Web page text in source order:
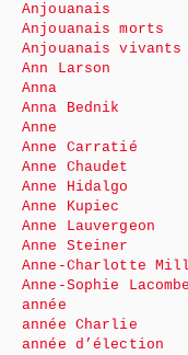
Anjouanais
Anjouanais morts
Anjouanais vivants
Ann Larson
Anna
Anna Bednik
Anne
Anne Carratié
Anne Chaudet
Anne Hidalgo
Anne Kupiec
Anne Lauvergeon
Anne Steiner
Anne-Charlotte
Anne-Sophie Lacombe
année
année Charlie
année d’élection